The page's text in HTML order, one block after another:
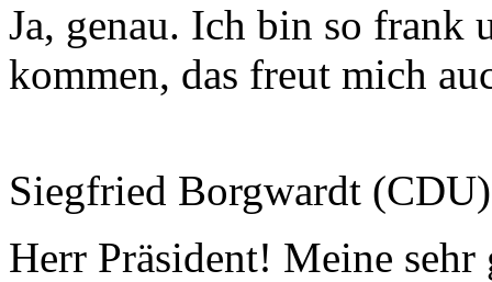
Ja, genau. Ich bin so frank
kommen, das freut mich
Siegfried Borgwardt
Herr Präsident! Meine